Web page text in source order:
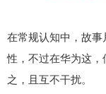
在常规认知中，故
性，不过在华为这
之，且互不干扰。